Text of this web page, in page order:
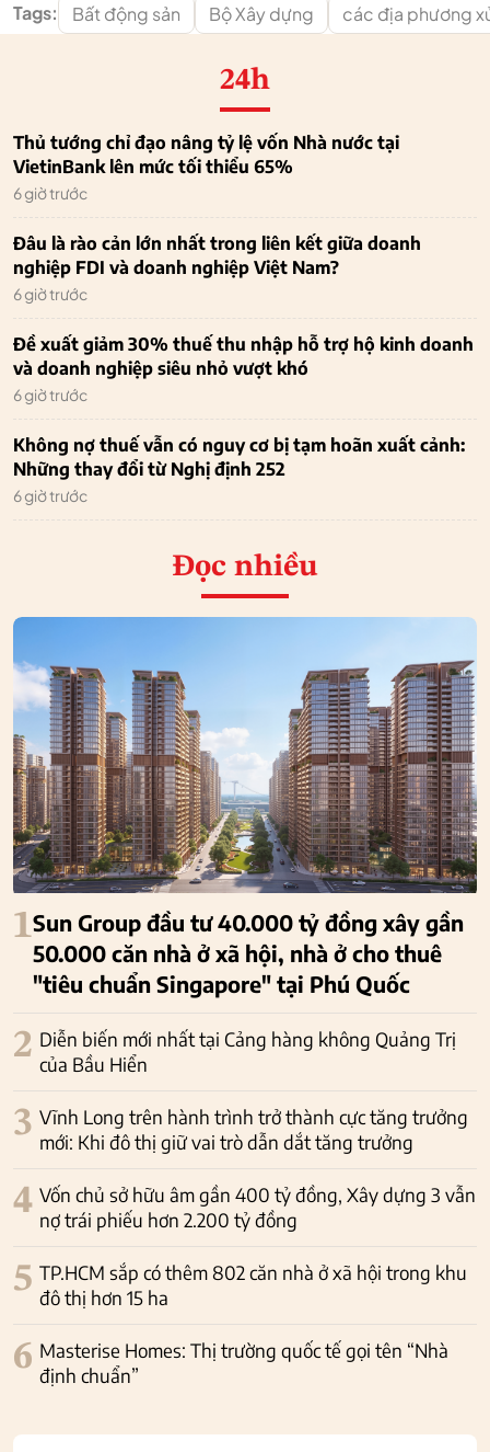
Tags: Bất động sản Bộ Xây dựng các địa phương
24h
Thủ tướng chỉ đạo nâng tỷ lệ vốn Nhà nước tại
VietinBank lên mức tối thiểu 65%
6 giờ trước
Đâu là rào cản lớn nhất trong liên kết giữa doanh
nghiệp FDI và doanh nghiệp Việt Nam?
6 giờ trước
Đề xuất giảm 30% thuế thu nhập hỗ trợ hộ kinh doanh
và doanh nghiệp siêu nhỏ vượt khó
6 giờ trước
Không nợ thuế vẫn có nguy cơ bị tạm hoãn xuất cảnh:
Những thay đổi từ Nghị định 252
6 giờ trước
Đọc nhiều
1Sun Group đầu tư 40.000 tỷ đồng xây gần
50.000 căn nhà ở xã hội, nhà ở cho thuê
"tiêu chuẩn Singapore" tại Phú Quốc
2 Diễn biến mới nhất tại Cảng hàng không Quảng Trị
của Bầu Hiển
3 Vĩnh Long trên hành trình trở thành cực tăng trưởng
mới: Khi đô thị giữ vai trò dẫn dắt tăng trưởng
4 Vốn chủ sở hữu âm gần 400 tỷ đồng, Xây dựng 3 vẫn
nợ trái phiếu hơn 2.200 tỷ đồng
5 TP.HCM sắp có thêm 802 căn nhà ở xã hội trong khu
đô thị hơn 15 ha
6 Masterise Homes: Thị trường quốc tế gọi tên “Nhà
định chuẩn”